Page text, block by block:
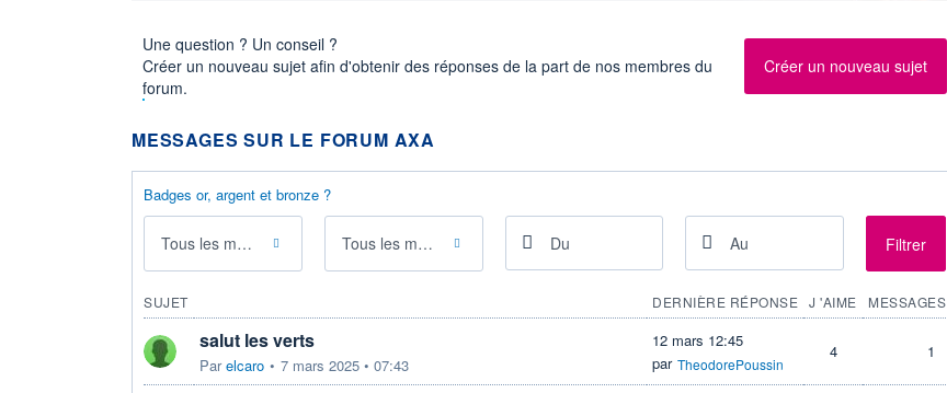
Une question ? Un conseil ?
Créer un nouveau sujet afin d'obtenir des réponses de la part de nos membres du
forum.
Créer un nouveau sujet
MESSAGES SUR LE FORUM AXA
Badges or, argent et bronze ?
Tous les messages Tous les membres Filtrer
SUJET DERNIÈRE RÉPONSE J 'AIME MESSAGES
salut les verts
Parelcaro • 7 mars 2025 • 07:43
12 mars 12:45
par TheodorePoussin
4 1